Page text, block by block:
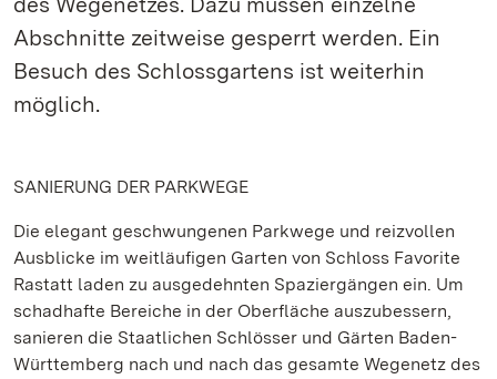
Abschnitte zeitweise gesperrt werden. Ein
Besuch des Schlossgartens ist weiterhin
möglich.
SANIERUNG DER PARKWEGE
Die elegant geschwungenen Parkwege und reizvollen
Ausblicke im weitläufigen Garten von Schloss Favorite
Rastatt laden zu ausgedehnten Spaziergängen ein. Um
schadhafte Bereiche in der Oberfläche auszubessern,
sanieren die Staatlichen Schlösser und Gärten Baden-
Württemberg nach und nach das gesamte Wegenetz des